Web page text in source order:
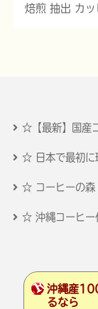
焙煎 抽出 カッ
☆【最新】国産
☆ 日本で最初に
☆ コーヒーの森
☆ 沖縄コーヒー
沖縄産
るなら